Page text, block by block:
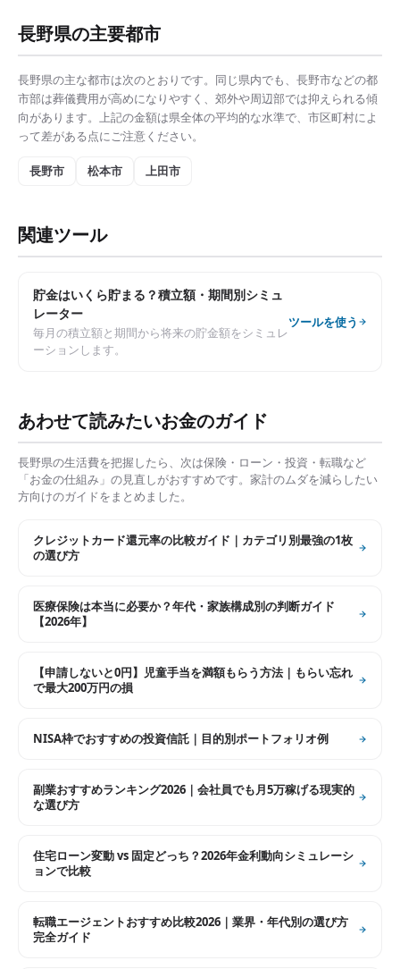
長野県の主要都市
長野県の主な都市は次のとおりです。同じ県内でも、 長野市などの都
市部は葬儀費用が高めになりやすく、郊外や周辺部では抑えられる傾
向があります。上記の金額は県全体の平均的な水準で、市区町村によ
って差がある点にご注意ください。
長野市 松本市 上田市
関連ツール
貯金はいくら貯まる？積立額・期間別シミュ
レーター
毎月の積立額と期間から将来の貯金額をシミュレ
ーションします。
ツールを使う
あわせて読みたいお金のガイド
長野県の生活費を把握したら、次は保険・ローン・投資・転職など
「お金の仕組み」の見直しがおすすめです。家計のムダを減らしたい
方向けのガイドをまとめました。
クレジットカード還元率の比較ガイド｜カテゴリ別最強の1枚
の選び方
医療保険は本当に必要か？年代・家族構成別の判断ガイド
【2026年】
【申請しないと0円】児童手当を満額もらう方法｜もらい忘れ
で最大200万円の損
NISA枠でおすすめの投資信託｜目的別ポートフォリオ例
副業おすすめランキング2026｜会社員でも月5万稼げる現実的
な選び方
住宅ローン変動 vs 固定どっち？2026年金利動向シミュレーシ
ョンで比較
転職エージェントおすすめ比較2026｜業界・年代別の選び方
完全ガイド